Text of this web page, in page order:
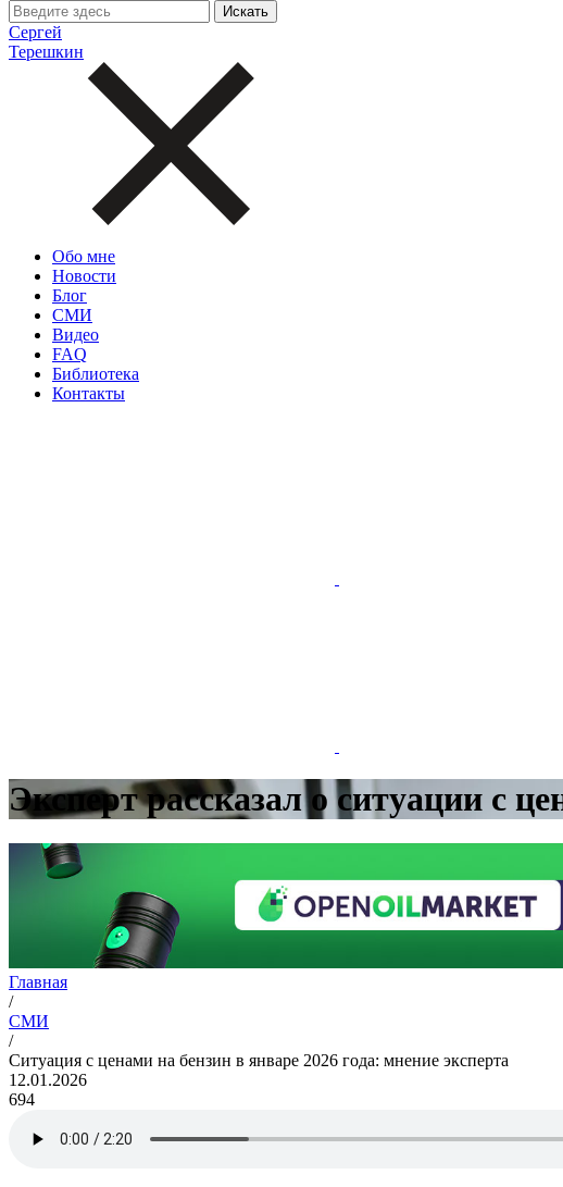
Сергей
Терешкин
Обо мне
Новости
Блог
СМИ
Видео
FAQ
Библиотека
Контакты
Эксперт рассказал о ситуации с
Главная
/
СМИ
/
Ситуация с ценами на бензин в январе 2026 года: мнение эксперта
12.01.2026
694